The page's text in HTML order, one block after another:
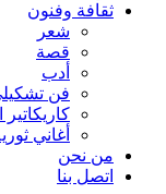
ثقافة وفنون
شعر
قصة
أدب
فن
كاريكاتير
أغاني
من نحن
اتصل بنا